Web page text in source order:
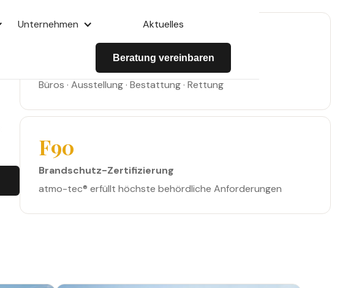
Unternehmen Aktuelles
Beratung vereinbaren
Gewerbliche Referenzen
Büros · Ausstellung · Bestattung · Rettung
F90
Brandschutz-Zertifizierung
atmo-tec® erfüllt höchste behördliche Anforderungen